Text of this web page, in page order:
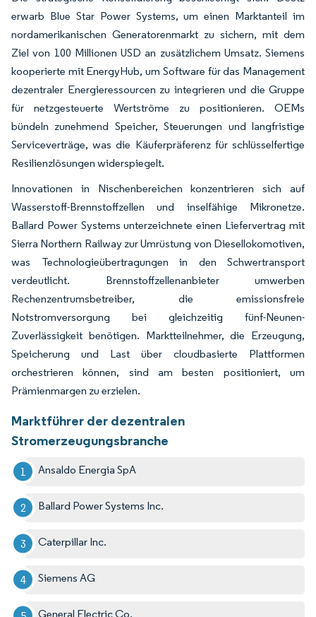
erwarb Blue Star Power Systems, um einen Marktanteil im
nordamerikanischen Generatorenmarkt zu sichern, mit dem
Ziel von 100 Millionen USD an zusätzlichem Umsatz. Siemens
kooperierte mit EnergyHub, um Software für das Management
dezentraler Energieressourcen zu integrieren und die Gruppe
für netzgesteuerte Wertströme zu positionieren. OEMs
bündeln zunehmend Speicher, Steuerungen und langfristige
Serviceverträge, was die Käuferpräferenz für schlüsselfertige
Resilienzlösungen widerspiegelt.
Innovationen in Nischenbereichen konzentrieren sich auf
Wasserstoff-Brennstoffzellen und inselfähige Mikronetze.
Ballard Power Systems unterzeichnete einen Liefervertrag mit
Sierra Northern Railway zur Umrüstung von Diesellokomotiven,
was Technologieübertragungen in den Schwertransport
verdeutlicht. Brennstoffzellenanbieter umwerben
Rechenzentrumsbetreiber, die emissionsfreie
Notstromversorgung bei gleichzeitig fünf-Neunen-
Zuverlässigkeit benötigen. Marktteilnehmer, die Erzeugung,
Speicherung und Last über cloudbasierte Plattformen
orchestrieren können, sind am besten positioniert, um
Prämienmargen zu erzielen.
Marktführer der dezentralen
Stromerzeugungsbranche
Ansaldo Energia SpA
Ballard Power Systems Inc.
Caterpillar Inc.
Siemens AG
General Electric Co.